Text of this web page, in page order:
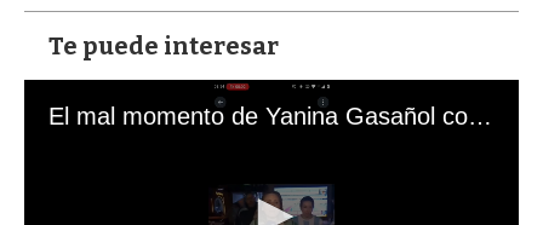
Te puede interesar
El mal momento de Yanina Gasañol con un hincha argentino en "Subrayado"